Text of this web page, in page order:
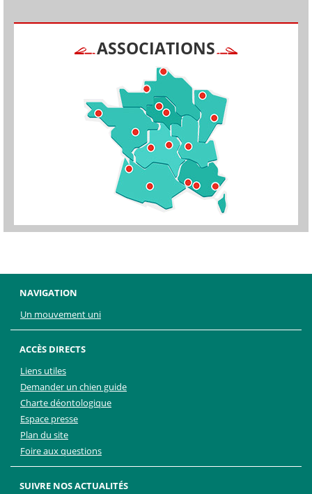
ASSOCIATIONS
NAVIGATION
Un mouvement uni
ACCÈS DIRECTS
Liens utiles
Demander un chien guide
Charte déontologique
Espace presse
Plan du site
Foire aux questions
SUIVRE NOS ACTUALITÉS